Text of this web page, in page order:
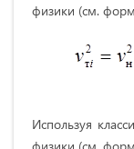
физики (см.
Используя